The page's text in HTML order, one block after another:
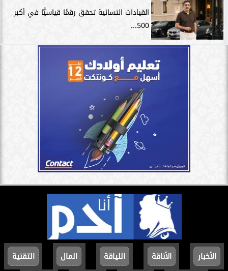
القيادات النسائية تحقق رقمًا قياسيًّا في أكبر
500...
الأخبار الأناقة اللياقة المال
التقنية